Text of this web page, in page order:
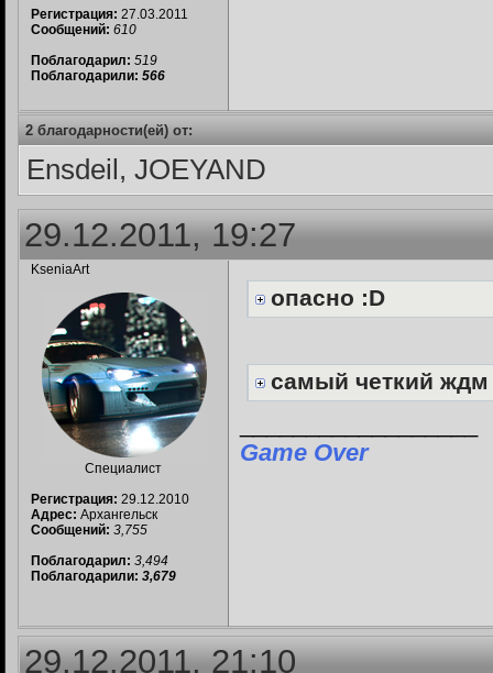
Регистрация: 27.03.2011
Сообщений: 610
Поблагодарил: 519
Поблагодарили: 566
2 благодарности(ей) от:
Ensdeil, JOEYAND
29.12.2011, 19:27
KseniaArt
Специалист
Регистрация: 29.12.2010
Адрес: Архангельск
Сообщений: 3,755
Поблагодарил: 3,494
Поблагодарили: 3,679
опасно :D
самый четкий ждм
Game Over
29.12.2011, 21:10